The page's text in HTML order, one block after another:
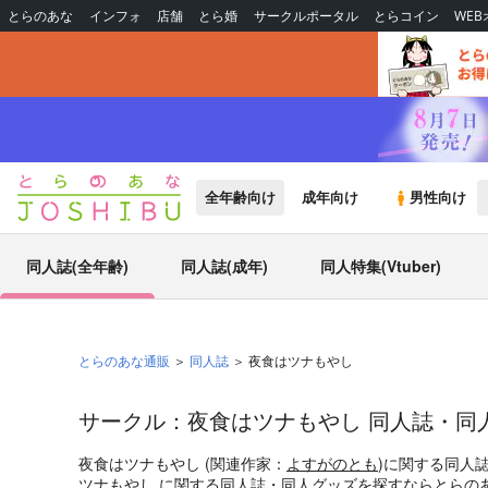
とらのあな インフォ 店舗 とら婚 サークルポータル とらコイン WEB
全年齢向け 成年向け 男性向け
同人誌(全年齢) 同人誌(成年) 同人特集(Vtuber)
とらのあな通販 同人誌 夜食はツナもやし
サークル：夜食はツナもやし 同人誌・同
夜食はツナもやし (関連作家： よすがのとも)に関する同人
ツナもやし に関する同人誌・同人グッズを探すならとらの